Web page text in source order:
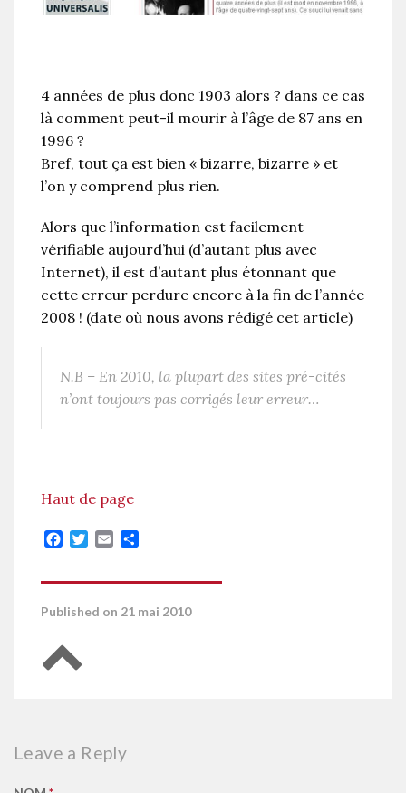
4 années de plus donc 1903 alors ? dans ce cas
là comment peut-il mourir à l’âge de 87 ans en
1996 ?
Bref, tout ça est bien « bizarre, bizarre » et
l’on y comprend plus rien.
Alors que l’information est facilement
vérifiable aujourd’hui (d’autant plus avec
Internet), il est d’autant plus étonnant que
cette erreur perdure encore à la fin de l’année
2008 ! (date où nous avons rédigé cet article)
N.B – En 2010, la plupart des sites pré-cités
n’ont toujours pas corrigés leur erreur…
Haut de page
Facebook
TwitterEmail
Published on 21 mai 2010
Retour en haut de page
Leave a Reply